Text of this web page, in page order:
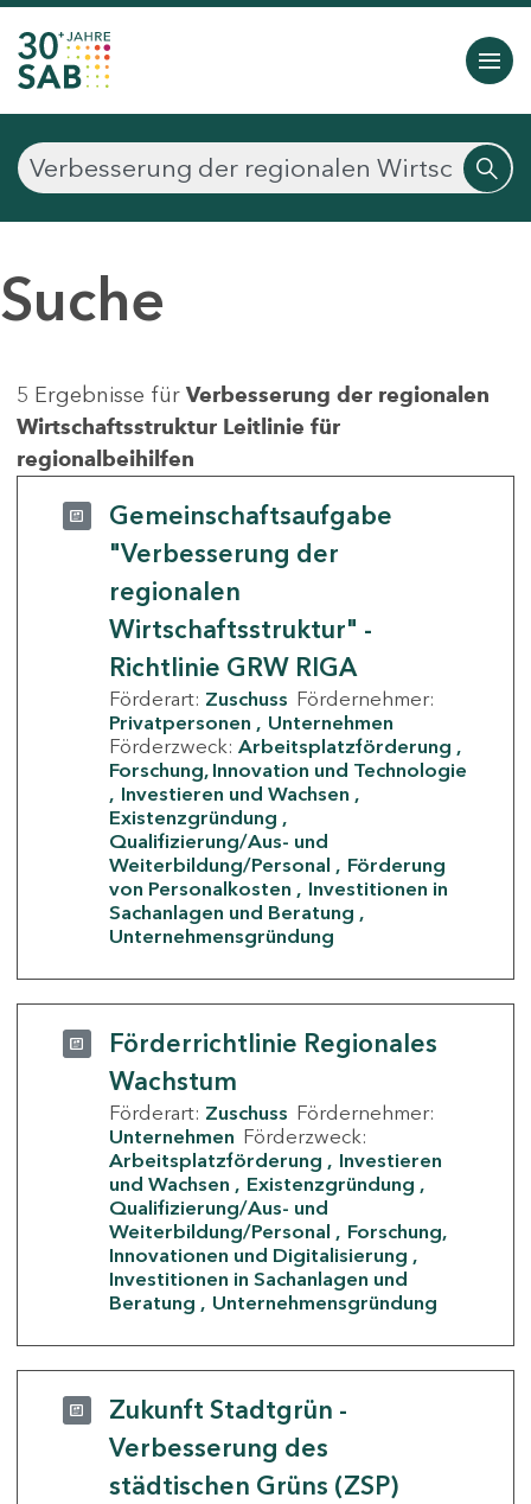
Suche
5 Ergebnisse für Verbesserung der regionalen
Wirtschaftsstruktur Leitlinie für
regionalbeihilfen
Gemeinschaftsaufgabe
"Verbesserung der
regionalen
Wirtschaftsstruktur" -
Richtlinie GRW RIGA
Förderart: Zuschuss Fördernehmer:
Privatpersonen
Unternehmen
Förderzweck: Arbeitsplatzförderung
Forschung, Innovation und Technologie
Investieren und Wachsen
Existenzgründung
Qualifizierung/Aus- und
Weiterbildung/Personal
Förderung
von Personalkosten
Investitionen in
Sachanlagen und Beratung
Unternehmensgründung
Förderrichtlinie Regionales
Wachstum
Förderart: Zuschuss Fördernehmer:
Unternehmen Förderzweck:
Arbeitsplatzförderung
Investieren
und Wachsen
Existenzgründung
Qualifizierung/Aus- und
Weiterbildung/Personal
Forschung,
Innovationen und Digitalisierung
Investitionen in Sachanlagen und
Beratung
Unternehmensgründung
Zukunft Stadtgrün -
Verbesserung des
städtischen Grüns (ZSP)